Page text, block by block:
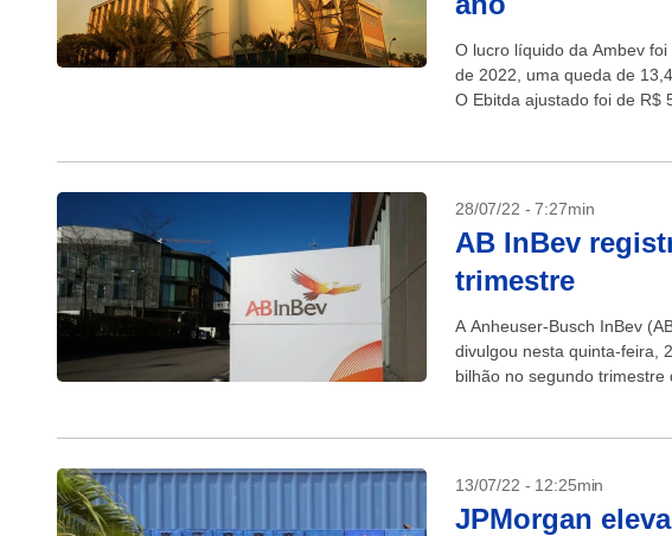
O lucro líquido da Ambev
de 2022, uma queda de
O Ebitda ajustado foi de R$
28/07/22 - 7:27min
AB InBev
trimestre
A Anheuser-Busch InBev
divulgou nesta quinta-feira,
bilhão no segundo
13/07/22 - 12:25min
JPMorgan